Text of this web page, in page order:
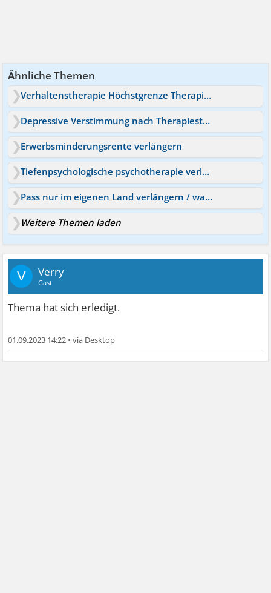
Ähnliche Themen
Verhaltenstherapie Höchstgrenze Therapiestunden
Depressive Verstimmung nach Therapiestunden?
Erwerbsminderungsrente verlängern
Tiefenpsychologische psychotherapie verlängern?
Pass nur im eigenen Land verlängern / was tun?
Weitere Themen laden
V Verry
Gast
Thema hat sich erledigt.
01.09.2023 14:22 •